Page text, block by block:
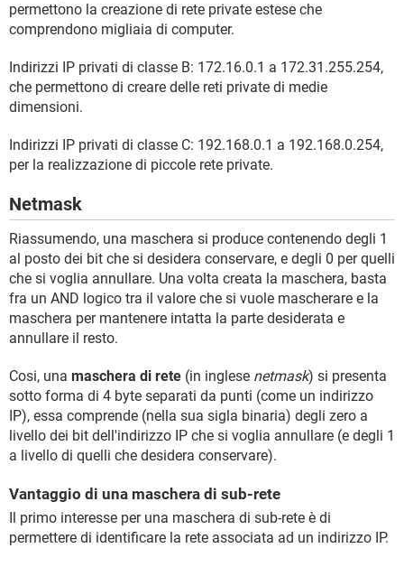
permettono la creazione di rete private estese che
comprendono migliaia di computer.
Indirizzi IP privati di classe B: 172.16.0.1 a 172.31.255.254,
che permettono di creare delle reti private di medie
dimensioni.
Indirizzi IP privati di classe C: 192.168.0.1 a 192.168.0.254,
per la realizzazione di piccole rete private.
Netmask
Riassumendo, una maschera si produce contenendo degli 1
al posto dei bit che si desidera conservare, e degli 0 per quelli
che si voglia annullare. Una volta creata la maschera, basta
fra un AND logico tra il valore che si vuole mascherare e la
maschera per mantenere intatta la parte desiderata e
annullare il resto.
Cosi, una maschera di rete (in inglese netmask) si presenta
sotto forma di 4 byte separati da punti (come un indirizzo
IP), essa comprende (nella sua sigla binaria) degli zero a
livello dei bit dell'indirizzo IP che si voglia annullare (e degli 1
a livello di quelli che desidera conservare).
Vantaggio di una maschera di sub-rete
Il primo interesse per una maschera di sub-rete è di
permettere di identificare la rete associata ad un indirizzo IP.